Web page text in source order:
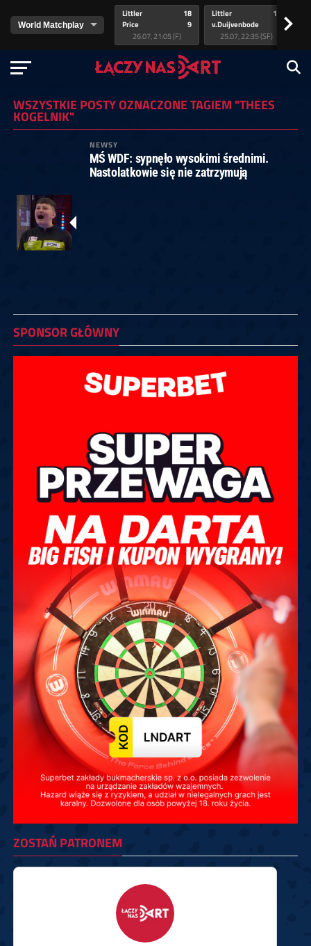
Littler
Price
18
9
26.07, 21:05 (F)
Littler
v.Duijvenbode
17
25.07, 22:35 (SF)
>
WSZYSTKIE POSTY OZNACZONE TAGIEM "THEES
KOGELNIK"
NEWSY
MŚ WDF: sypnęło wysokimi średnimi.
Nastolatkowie się nie zatrzymują
SPONSOR GŁÓWNY
ZOSTAŃ PATRONEM